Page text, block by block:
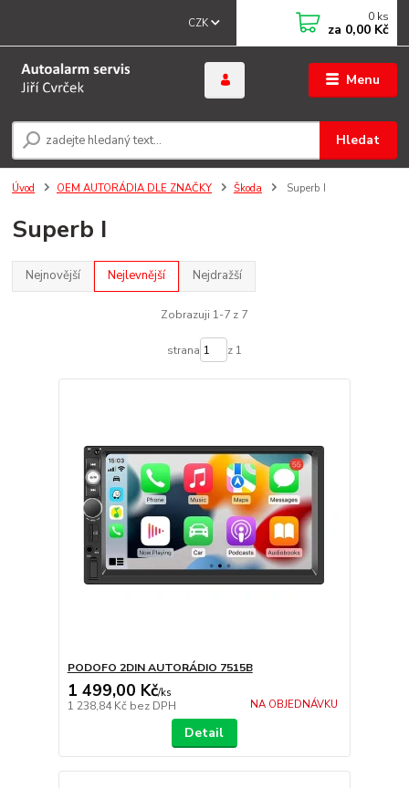
Menu
CZK
Hledat
0 ks
za 0,00 Kč
Úvod OEM AUTORÁDIA DLE ZNAČKY Škoda Superb I
Superb I
Nejnovější Nejlevnější Nejdražší
Zobrazuji 1-7 z 7
strana z 1
PODOFO 2DIN AUTORÁDIO 7515B
1 499,00 Kč/ks
1 238,84 Kč bez DPH NA OBJEDNÁVKU
Detail